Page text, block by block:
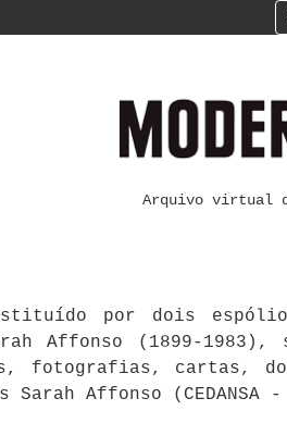
Arquivo virtual
por dois
(1899-1983),
cartas,
Affonso (CEDANSA -